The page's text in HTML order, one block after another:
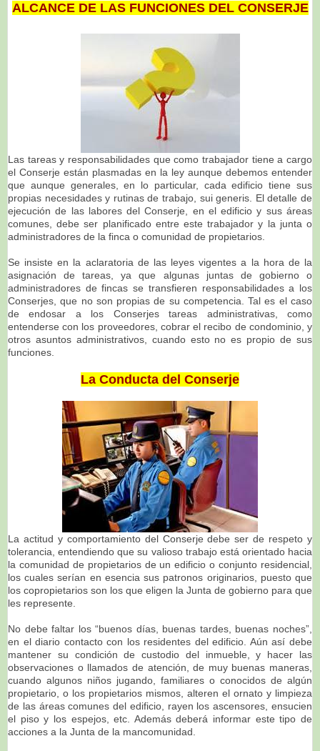
ALCANCE DE LAS FUNCIONES DEL CONSERJE
Las tareas y responsabilidades que como trabajador tiene a cargo
el Conserje están plasmadas en la ley aunque debemos entender
que aunque generales, en lo particular, cada edificio tiene sus
propias necesidades y rutinas de trabajo, sui generis. El detalle de
ejecución de las labores del Conserje, en el edificio y sus áreas
comunes, debe ser planificado entre este trabajador y la junta o
administradores de la finca o comunidad de propietarios.
Se insiste en la aclaratoria de las leyes vigentes a la hora de la
asignación de tareas, ya que algunas juntas de gobierno o
administradores de fincas se transfieren responsabilidades a los
Conserjes, que no son propias de su competencia. Tal es el caso
de endosar a los Conserjes tareas administrativas, como
entenderse con los proveedores, cobrar el recibo de condominio, y
otros asuntos administrativos, cuando esto no es propio de sus
funciones.
La Conducta del Conserje
La actitud y comportamiento del Conserje debe ser de respeto y
tolerancia, entendiendo que su valioso trabajo está orientado hacia
la comunidad de propietarios de un edificio o conjunto residencial,
los cuales serían en esencia sus patronos originarios, puesto que
los copropietarios son los que eligen la Junta de gobierno para que
les represente.
No debe faltar los “buenos días, buenas tardes, buenas noches”,
en el diario contacto con los residentes del edificio. Aún así debe
mantener su condición de custodio del inmueble, y hacer las
observaciones o llamados de atención, de muy buenas maneras,
cuando algunos niños jugando, familiares o conocidos de algún
propietario, o los propietarios mismos, alteren el ornato y limpieza
de las áreas comunes del edificio, rayen los ascensores, ensucien
el piso y los espejos, etc. Además deberá informar este tipo de
acciones a la Junta de la mancomunidad.